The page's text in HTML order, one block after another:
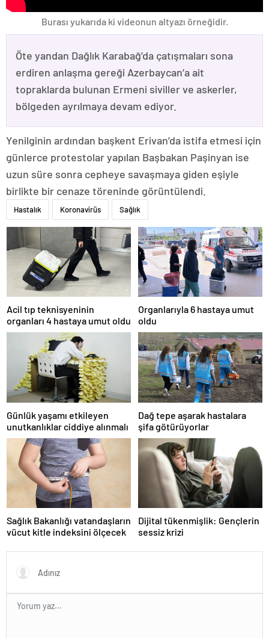
Burası yukarıda ki videonun altyazı örneğidir.
Öte yandan Dağlık Karabağ’da çatışmaları sona
erdiren anlaşma gereği Azerbaycan’a ait
topraklarda bulunan Ermeni siviller ve askerler,
bölgeden ayrılmaya devam ediyor.
Yenilginin ardından başkent Erivan’da istifa etmesi için
günlerce protestolar yapılan Başbakan Paşinyan ise
uzun süre sonra cepheye savaşmaya giden eşiyle
birlikte bir cenaze töreninde görüntülendi.
Hastalık Koronavirüs Sağlık
Acil tıp teknisyeninin
organları 4 hastaya umut oldu
Organlarıyla 6 hastaya umut
oldu
Günlük yaşamı etkileyen
unutkanlıklar ciddiye alınmalı
Dağ tepe aşarak hastalara
şifa götürüyorlar
Sağlık Bakanlığı vatandaşların
vücut kitle indeksini ölçecek
Dijital tükenmişlik: Gençlerin
sessiz krizi